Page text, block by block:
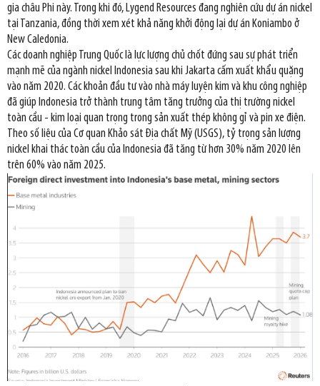
gia châu Phi này. Trong khi đó, Lygend Resources đang nghiên cứu dự án nickel
tại Tanzania, đồng thời xem xét khả năng khởi động lại dự án Koniambo ở
New Caledonia.
Các doanh nghiệp Trung Quốc là lực lượng chủ chốt đứng sau sự phát triển
mạnh mẽ của ngành nickel Indonesia sau khi Jakarta cấm xuất khẩu quặng
vào năm 2020. Các khoản đầu tư vào nhà máy luyện kim và khu công nghiệp
đã giúp Indonesia trở thành trung tâm tăng trưởng của thị trường nickel
toàn cầu - kim loại quan trọng trong sản xuất thép không gỉ và pin xe điện.
Theo số liệu của Cơ quan Khảo sát Địa chất Mỹ (USGS), tỷ trọng sản lượng
nickel khai thác toàn cầu của Indonesia đã tăng từ hơn 30% năm 2020 lên
trên 60% vào năm 2025.